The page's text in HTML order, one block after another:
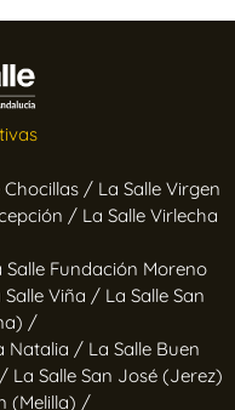
Chocillas / La Salle Virgen
/ La Salle Virlecha
Salle Fundación Moreno
Salle Viña / La Salle San
/
Natalia / La Salle Buen
La Salle San José (Jerez)
(Melilla) /